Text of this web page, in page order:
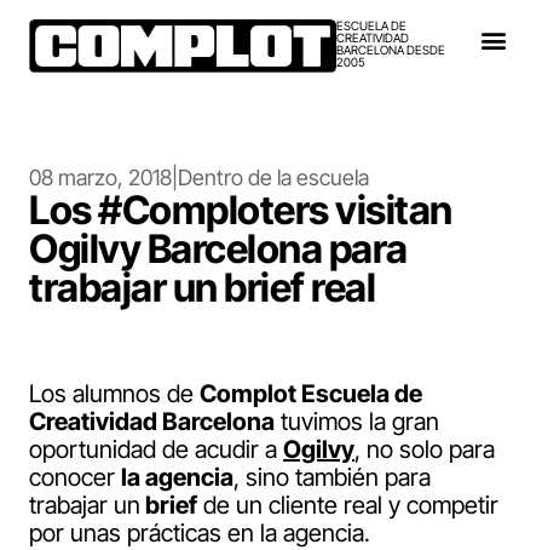
ESCUELA DE
CREATIVIDAD
BARCELONA DESDE
2005
08 marzo, 2018 Dentro de la escuela
Los #Comploters visitan
Ogilvy Barcelona para
trabajar un brief real
Los alumnos de Complot Escuela de
Creatividad Barcelona tuvimos la gran
oportunidad de acudir a Ogilvy, no solo para
conocer la agencia, sino también para
trabajar un briefde un cliente real y competir
por unas prácticas en la agencia.